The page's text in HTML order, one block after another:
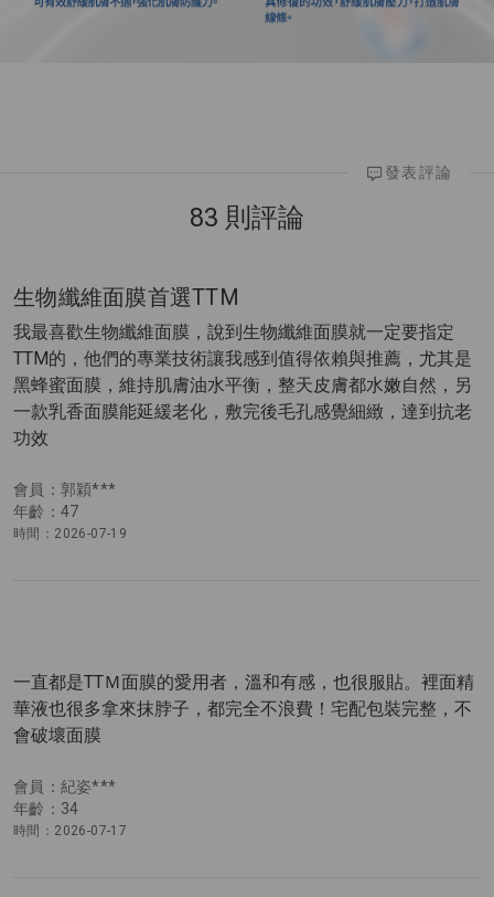
83 則評論
發表評論
會員：郭穎***
年齡：47
時間：2026-07-19
生物纖維面膜首選TTM
我最喜歡生物纖維面膜，說到生物纖維面膜就一定要指定
TTM的，他們的專業技術讓我感到值得依賴與推薦，尤其是
黑蜂蜜面膜，維持肌膚油水平衡，整天皮膚都水嫩自然，另
一款乳香面膜能延緩老化，敷完後毛孔感覺細緻，達到抗老
功效
會員：紀姿***
年齡：34
時間：2026-07-17
一直都是TTＭ面膜的愛用者，溫和有感，也很服貼。裡面精
華液也很多拿來抹脖子，都完全不浪費！宅配包裝完整，不
會破壞面膜